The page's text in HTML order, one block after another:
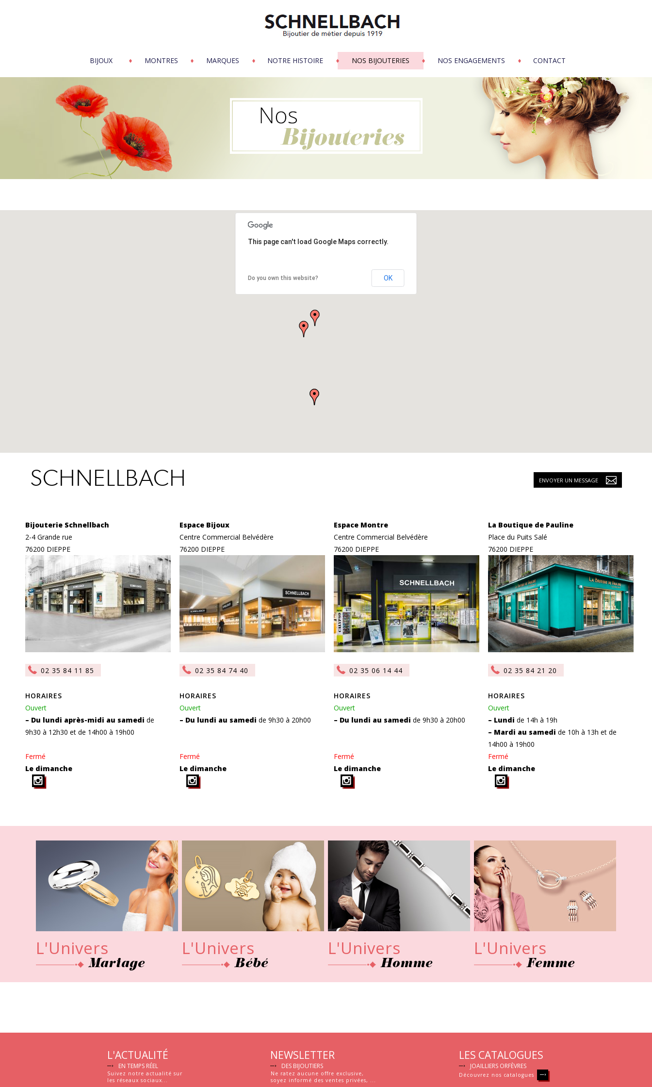
BIJOUX MONTRES MARQUES NOTRE HISTOIRE NOS BIJOUTERIES NOS ENGAGEMENTS CONTACT
This page can't load Google Maps correctly.
Do you own this website? OK
SCHNELLBACH ENVOYER UN MESSAGE
Bijouterie Schnellbach
2-4 Grande rue
76200 DIEPPE
02 35 84 11 85
HORAIRES
Ouvert
– Du lundi après-midi au samedi de
9h30 à 12h30 et de 14h00 à 19h00
Fermé
Le dimanche
Espace Bijoux
Centre Commercial Belvédère
76200 DIEPPE
02 35 84 74 40
HORAIRES
Ouvert
– Du lundi au samedi de 9h30 à 20h00
Fermé
Le dimanche
Espace Montre
Centre Commercial Belvédère
76200 DIEPPE
02 35 06 14 44
HORAIRES
Ouvert
– Du lundi au samedi de 9h30 à 20h00
Fermé
Le dimanche
La Boutique de Pauline
Place du Puits Salé
76200 DIEPPE
02 35 84 21 20
HORAIRES
Ouvert
– Lundi de 14h à 19h
– Mardi au samedi de 10h à 13h et de
14h00 à 19h00
Fermé
Le dimanche
Mariage Bébé Homme Femme
L'ACTUALITÉ
EN TEMPS RÉEL
Suivez notre actualité sur
les réseaux sociaux...
NEWSLETTER
DES BIJOUTIERS
Ne ratez aucune offre exclusive,
soyez informé des ventes privées, ...
LES CATALOGUES
JOAILLIERS ORFÈVRES
Découvrez nos catalogues